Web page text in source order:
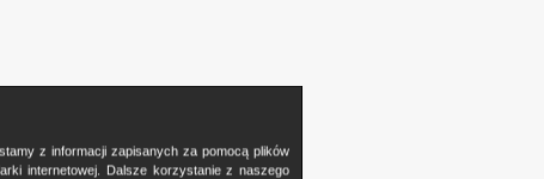
z informacji zapisanych za pomocą plików
internetowej. Dalsze korzystanie z naszego